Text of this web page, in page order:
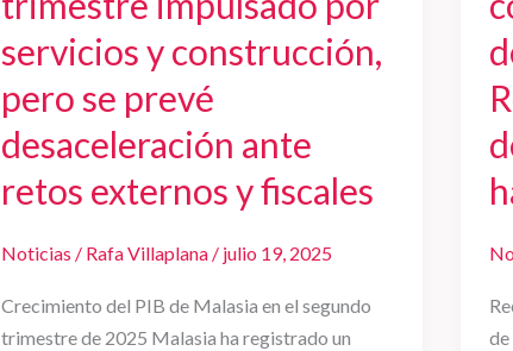
servicios y construcción,
pero se prevé
desaceleración ante
retos externos y fiscales
Noticias / Rafa Villaplana / julio 19, 2025
Crecimiento del PIB de Malasia en el segundo
trimestre de 2025 Malasia ha registrado un
desaceleración
ante
retos
externos
y